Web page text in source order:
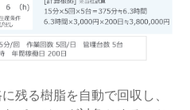
残る樹脂を自動で回収し、